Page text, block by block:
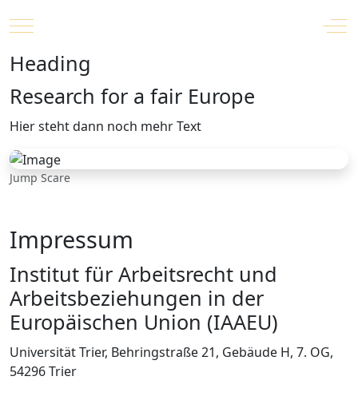
Mobile Menu Toggle
Heading
Research for a fair Europe
Hier steht dann noch mehr Text
Jump Scare
Impressum
Institut für Arbeitsrecht und
Arbeitsbeziehungen in der
Europäischen Union (IAAEU)
Universität Trier, Behringstraße 21, Gebäude H, 7. OG,
54296 Trier